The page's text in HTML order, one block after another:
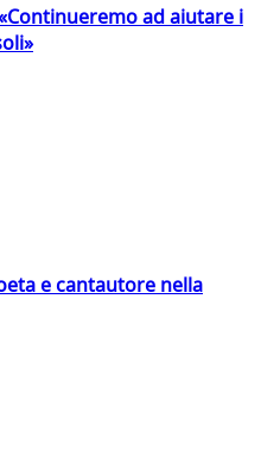
ad aiutare i
e cantautore nella